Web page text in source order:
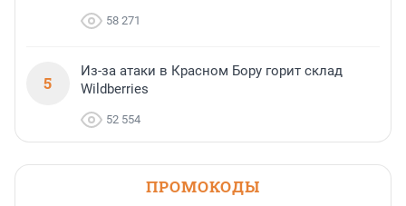
58 271
5
Из-за атаки в Красном Бору горит склад
Wildberries
52 554
ПРОМОКОДЫ